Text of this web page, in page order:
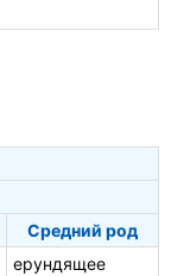
Средний род
ерундящее